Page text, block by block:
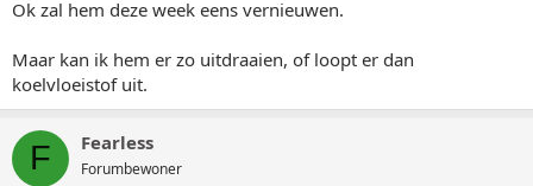
Ok zal hem deze week eens vernieuwen.
Maar kan ik hem er zo uitdraaien, of loopt er dan
koelvloeistof uit.
F Fearless
Forumbewoner